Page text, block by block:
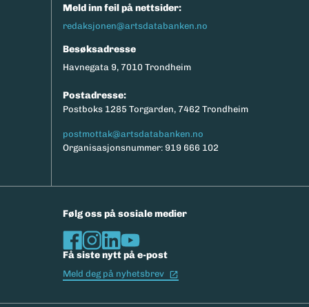
Meld inn feil på nettsider:
redaksjonen@artsdatabanken.no
Besøksadresse
Havnegata 9, 7010 Trondheim
Postadresse:
Postboks 1285 Torgarden, 7462 Trondheim
postmottak@artsdatabanken.no
Organisasjonsnummer: 919 666 102
Følg oss på sosiale medier
Få siste nytt på e-post
Meld deg på nyhetsbrev